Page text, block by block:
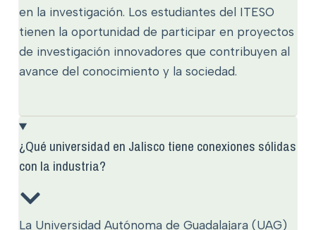
en la investigación. Los estudiantes del ITESO
tienen la oportunidad de participar en proyectos
de investigación innovadores que contribuyen al
avance del conocimiento y la sociedad.
¿Qué universidad en Jalisco tiene conexiones sólidas
con la industria?
La Universidad Autónoma de Guadalajara (UAG)